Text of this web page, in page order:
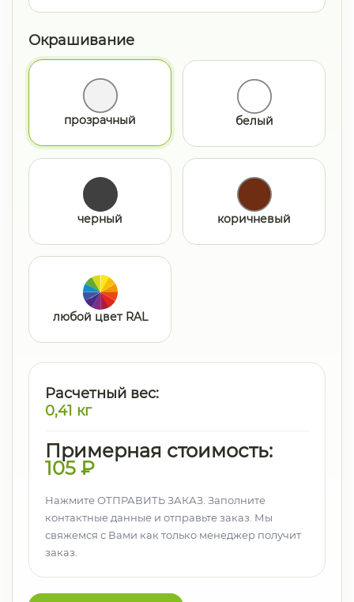
Окрашивание
прозрачный белый
черный коричневый
любой цвет RAL
Расчетный вес:
0,41 кг
Примерная стоимость:
105 ₽
Нажмите ОТПРАВИТЬ ЗАКАЗ. Заполните
контактные данные и отправьте заказ. Мы
свяжемся с Вами как только менеджер получит
заказ.